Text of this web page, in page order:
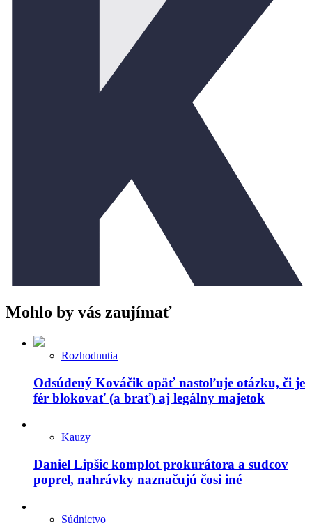
Mohlo by vás zaujímať
Rozhodnutia
Odsúdený Kováčik opäť nastoľuje otázku, či je
fér blokovať (a brať) aj legálny majetok
Kauzy
Daniel Lipšic komplot prokurátora a sudcov
poprel, nahrávky naznačujú čosi iné
Súdnictvo